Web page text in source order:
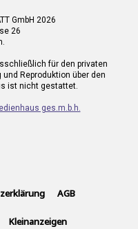
GmbH 2026
26
für den privaten
Reproduktion über den
ist nicht gestattet.
ges.m.b.h.
AGB
Kleinanzeigen